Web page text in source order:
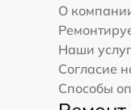
О
Наши
Согласие
Способы